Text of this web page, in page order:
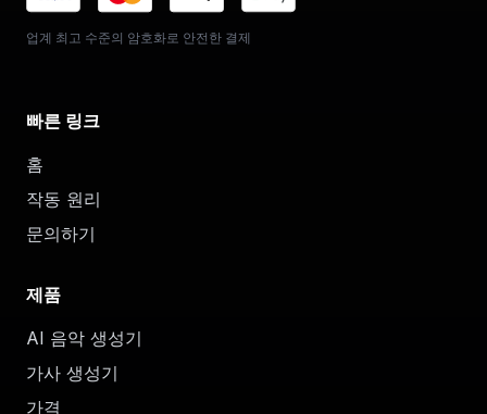
업계 최고 수준의 암호화로 안전한 결제
빠른 링크
홈
작동 원리
문의하기
제품
AI 음악 생성기
가사 생성기
가격